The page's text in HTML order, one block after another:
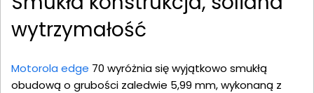
wytrzymałość
Motorola edge 70 wyróżnia się wyjątkowo smukłą
obudową o grubości zaledwie 5,99 mm, wykonaną z